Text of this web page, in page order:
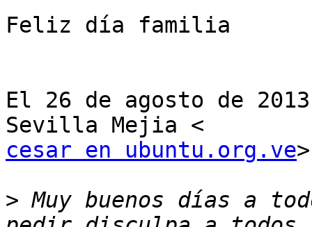
Feliz día familia
El 26 de agosto de
cesar en ubuntu.org.ve
> Muy buenos días a